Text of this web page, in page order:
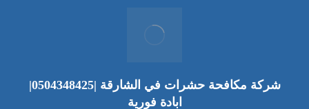
شركة مكافحة حشرات في الشارقة |0504348425|
ابادة فورية